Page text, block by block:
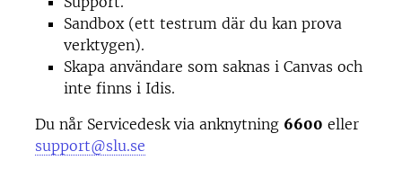
Sandbox (ett testrum där du kan prova
verktygen).
Skapa användare som saknas i Canvas och
inte finns i Idis.
Du når Servicedesk via anknytning 6600 eller
support@slu.se